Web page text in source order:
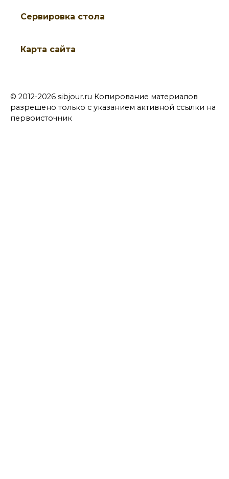
Cервировка стола
Карта сайта
© 2012-2026 sibjour.ru Копирование материалов
разрешено только с указанием активной ссылки на
первоисточник